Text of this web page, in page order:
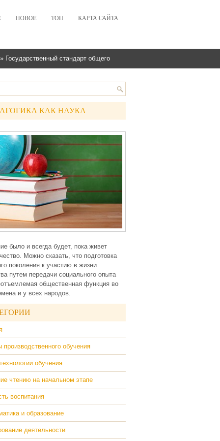
НОВОЕ ТОП КАРТА САЙТА
» Государственный стандарт общего
КАК НАУКА
было и всегда будет, пока живет
Можно сказать, что подготовка
поколения к участию в жизни
путем передачи социального опыта
общественная функция во
и у всех народов.
производственного обучения
обучения
чтению на начальном этапе
воспитания
и образование
деятельности